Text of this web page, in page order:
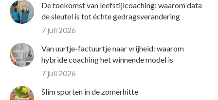
De toekomst van leefstijlcoaching: waarom data
de sleutel is tot échte gedragsverandering
7 juli 2026
Van uurtje-factuurtje naar vrijheid: waarom
hybride coaching het winnende model is
7 juli 2026
Slim sporten in de zomerhitte